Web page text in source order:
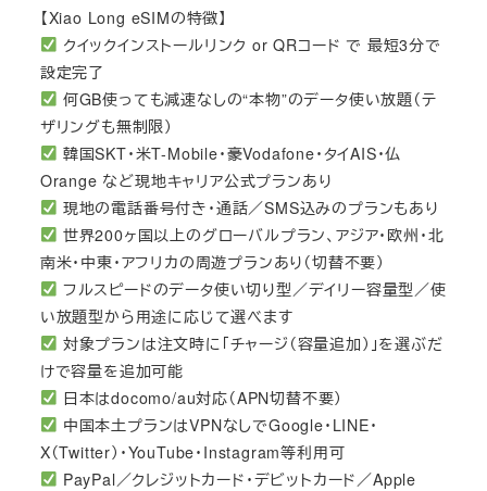
【Xiao Long eSIMの特徴】
クイックインストールリンク or QRコード で 最短3分で
設定完了
何GB使っても減速なしの“本物”のデータ使い放題（テ
ザリングも無制限）
韓国SKT・米T-Mobile・豪Vodafone・タイAIS・仏
Orange など現地キャリア公式プランあり
現地の電話番号付き・通話／SMS込みのプランもあり
世界200ヶ国以上のグローバルプラン、アジア・欧州・北
南米・中東・アフリカの周遊プランあり（切替不要）
フルスピードのデータ使い切り型／デイリー容量型／使
い放題型から用途に応じて選べます
対象プランは注文時に「チャージ（容量追加）」を選ぶだ
けで容量を追加可能
日本はdocomo/au対応（APN切替不要）
中国本土プランはVPNなしでGoogle・LINE・
X（Twitter）・YouTube・Instagram等利用可
PayPal／クレジットカード・デビットカード／Apple